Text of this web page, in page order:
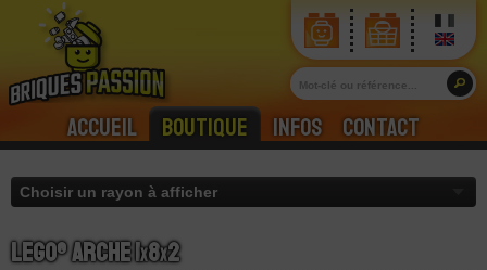
Accueil Boutique Infos Contact
LEGO® Arche 1x8x2